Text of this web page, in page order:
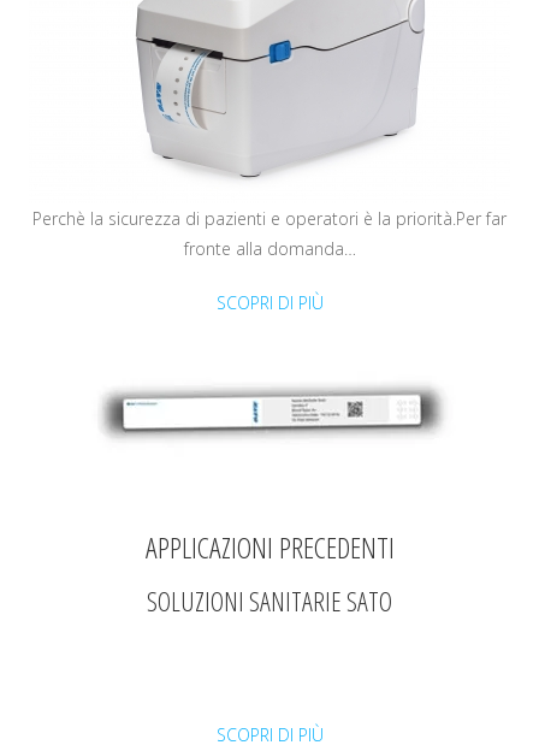
Perchè la sicurezza di pazienti e operatori è la priorità.Per far
fronte alla domanda…
SCOPRI DI PIÙ
APPLICAZIONI PRECEDENTI
SOLUZIONI SANITARIE SATO
SCOPRI DI PIÙ